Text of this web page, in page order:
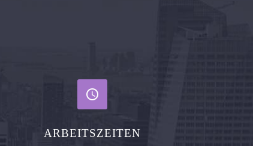


ARBEITSZEITEN